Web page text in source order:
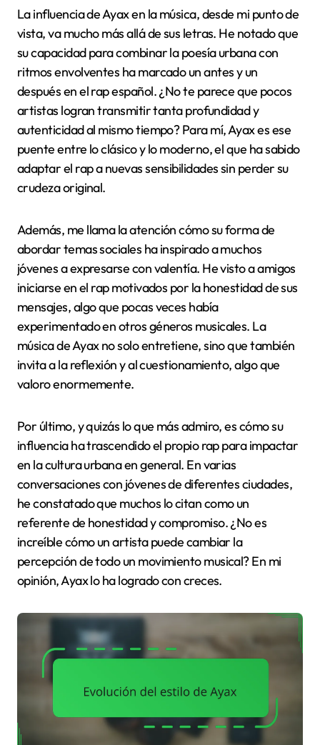
La influencia de Ayax en la música, desde mi punto de
vista, va mucho más allá de sus letras. He notado que
su capacidad para combinar la poesía urbana con
ritmos envolventes ha marcado un antes y un
después en el rap español. ¿No te parece que pocos
artistas logran transmitir tanta profundidad y
autenticidad al mismo tiempo? Para mí, Ayax es ese
puente entre lo clásico y lo moderno, el que ha sabido
adaptar el rap a nuevas sensibilidades sin perder su
crudeza original.
Además, me llama la atención cómo su forma de
abordar temas sociales ha inspirado a muchos
jóvenes a expresarse con valentía. He visto a amigos
iniciarse en el rap motivados por la honestidad de sus
mensajes, algo que pocas veces había
experimentado en otros géneros musicales. La
música de Ayax no solo entretiene, sino que también
invita a la reflexión y al cuestionamiento, algo que
valoro enormemente.
Por último, y quizás lo que más admiro, es cómo su
influencia ha trascendido el propio rap para impactar
en la cultura urbana en general. En varias
conversaciones con jóvenes de diferentes ciudades,
he constatado que muchos lo citan como un
referente de honestidad y compromiso. ¿No es
increíble cómo un artista puede cambiar la
percepción de todo un movimiento musical? En mi
opinión, Ayax lo ha logrado con creces.